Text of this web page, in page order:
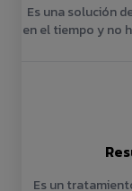
Es una solución
en el tiempo y no
Es un